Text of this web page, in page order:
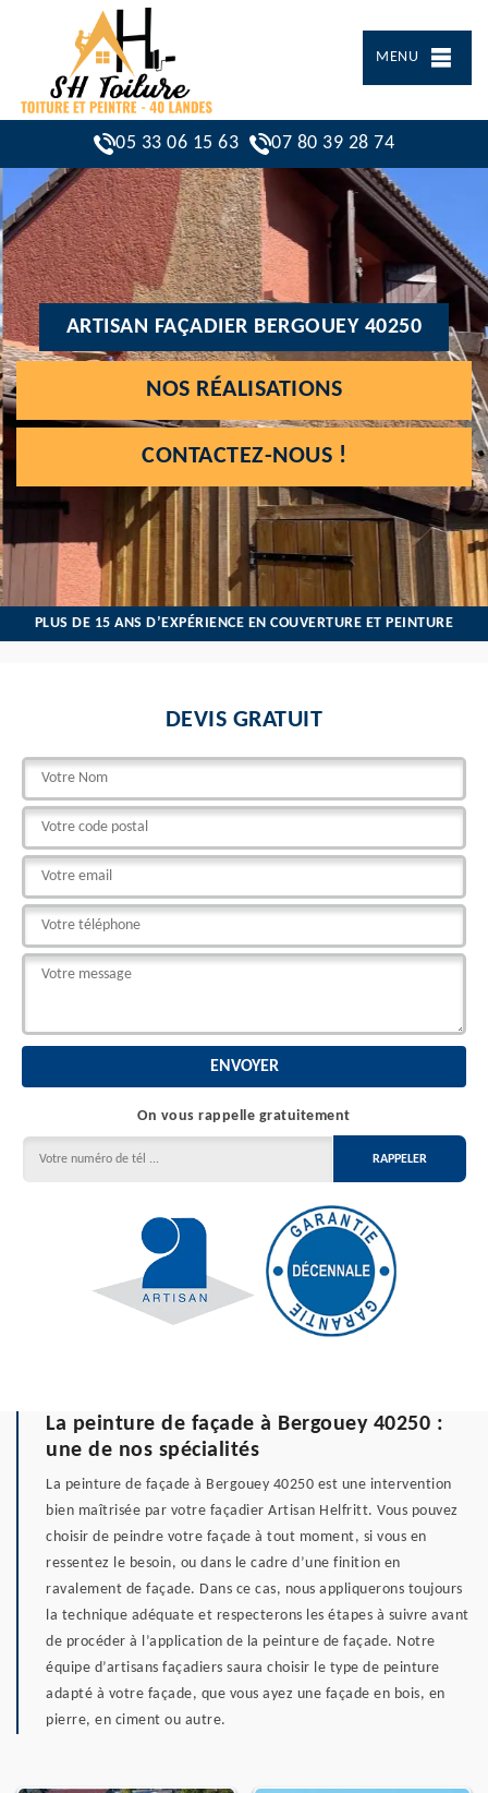
MENU
05 33 06 15 63 07 80 39 28 74
ARTISAN FAÇADIER BERGOUEY 40250
NOS RÉALISATIONS
CONTACTEZ-NOUS !
PLUS DE 15 ANS D’EXPÉRIENCE EN COUVERTURE ET PEINTURE
DEVIS GRATUIT
On vous rappelle gratuitement
La peinture de façade à Bergouey 40250 :
une de nos spécialités
La peinture de façade à Bergouey 40250 est une intervention
bien maîtrisée par votre façadier Artisan Helfritt. Vous pouvez
choisir de peindre votre façade à tout moment, si vous en
ressentez le besoin, ou dans le cadre d’une finition en
ravalement de façade. Dans ce cas, nous appliquerons toujours
la technique adéquate et respecterons les étapes à suivre avant
de procéder à l’application de la peinture de façade. Notre
équipe d’artisans façadiers saura choisir le type de peinture
adapté à votre façade, que vous ayez une façade en bois, en
pierre, en ciment ou autre.